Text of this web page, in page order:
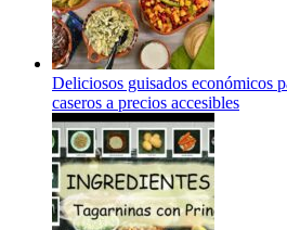
Deliciosos guisados económicos
caseros a precios accesibles